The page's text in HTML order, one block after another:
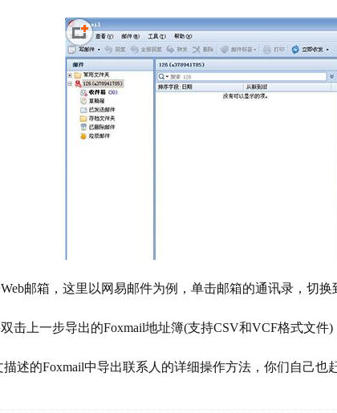
邮箱，这里以网易邮件为例，单击邮箱的通讯录，切
击上一步导出的Foxmail地址簿(支持CSV和VCF格式文
描述的Foxmail中导出联系人的详细操作方法，你们自己也